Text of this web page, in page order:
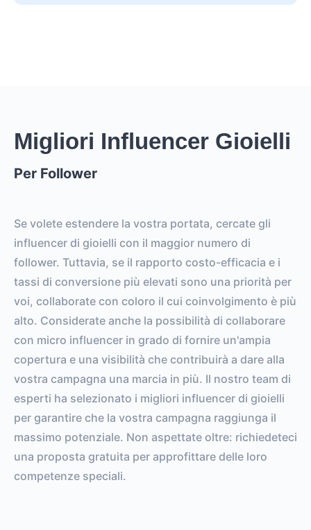
Migliori Influencer Gioielli
Per Follower
Se volete estendere la vostra portata, cercate gli
influencer di gioielli con il maggior numero di
follower. Tuttavia, se il rapporto costo-efficacia e i
tassi di conversione più elevati sono una priorità per
voi, collaborate con coloro il cui coinvolgimento è più
alto. Considerate anche la possibilità di collaborare
con micro influencer in grado di fornire un'ampia
copertura e una visibilità che contribuirà a dare alla
vostra campagna una marcia in più. Il nostro team di
esperti ha selezionato i migliori influencer di gioielli
per garantire che la vostra campagna raggiunga il
massimo potenziale. Non aspettate oltre: richiedeteci
una proposta gratuita per approfittare delle loro
competenze speciali.